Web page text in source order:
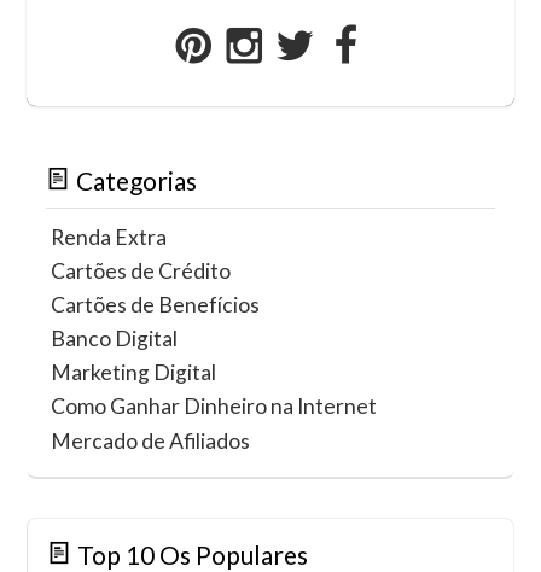
Categorias
Renda Extra
Cartões de Crédito
Cartões de Benefícios
Banco Digital
Marketing Digital
Como Ganhar Dinheiro na Internet
Mercado de Afiliados
Top 10 Os Populares